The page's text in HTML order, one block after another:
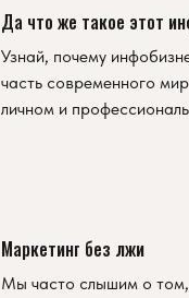
Да что же такое этот
Узнай, почему
часть современного
личном и
Маркетинг без лжи
Мы часто слышим о